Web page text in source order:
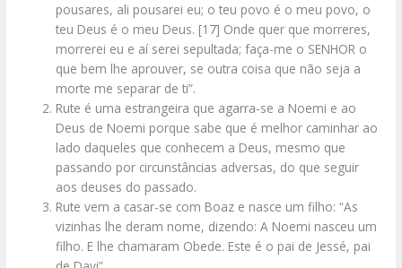
pousares, ali pousarei eu; o teu povo é o meu povo, o
teu Deus é o meu Deus. [17] Onde quer que morreres,
morrerei eu e aí serei sepultada; faça-me o SENHOR o
que bem lhe aprouver, se outra coisa que não seja a
morte me separar de ti”.
Rute é uma estrangeira que agarra-se a Noemi e ao
Deus de Noemi porque sabe que é melhor caminhar ao
lado daqueles que conhecem a Deus, mesmo que
passando por circunstâncias adversas, do que seguir
aos deuses do passado.
Rute vem a casar-se com Boaz e nasce um filho: “As
vizinhas lhe deram nome, dizendo: A Noemi nasceu um
filho. E lhe chamaram Obede. Este é o pai de Jessé, pai